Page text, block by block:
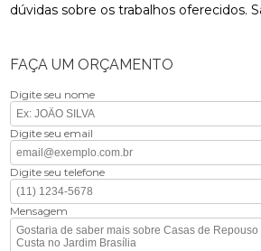
dúvidas sobre os trabalhos oferecidos.
FAÇA UM ORÇAMENTO
Digite seu nome
Digite seu email
Digite seu telefone
Mensagem